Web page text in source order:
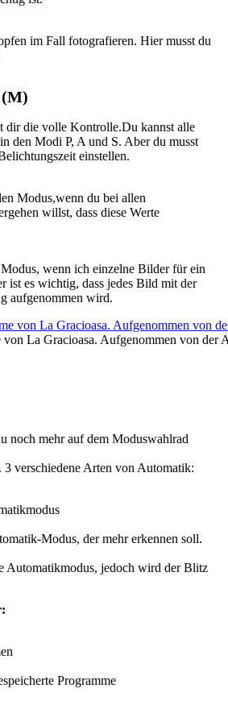
im Fall fotografieren. Hier musst du
dir die volle Kontrolle.Du kannst alle
den Modi P, A und S. Aber du musst
einstellen.
Modus,wenn du bei allen
willst, dass diese Werte
wenn ich einzelne Bilder für ein
ist es wichtig, dass jedes Bild mit der
aufgenommen wird.
von La Gracioasa. Aufgenommen von der
noch mehr auf dem Moduswahlrad
verschiedene Arten von Automatik:
Modus, der mehr erkennen soll.
Automatikmodus, jedoch wird der Blitz
Programme